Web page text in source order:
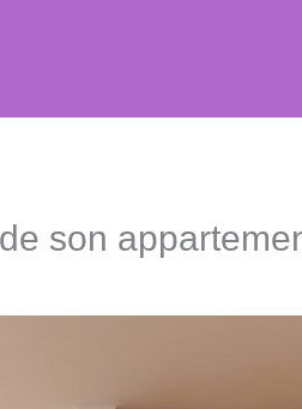
son